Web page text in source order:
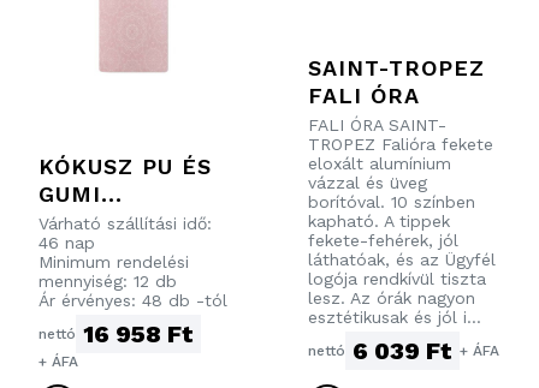
KÓKUSZ PU ÉS
GUMI
JÓGASZŐNYEG
Várható szállítási idő:
46 nap
Minimum rendelési
mennyiség: 12 db
Ár érvényes: 48 db -tól
nettó 16 958 Ft
+ ÁFA
SAINT-TROPEZ
FALI ÓRA
FALI ÓRA SAINT-
TROPEZ Falióra fekete
eloxált alumínium
vázzal és üveg
borítóval. 10 színben
kapható. A tippek
fekete-fehérek, jól
láthatóak, és az Ügyfél
logója rendkívül tiszta
lesz. Az órák nagyon
esztétikusak és jól i...
nettó 6 039 Ft + ÁFA